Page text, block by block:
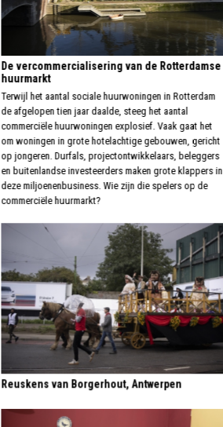
De vercommercialisering van de Rotterdamse
huurmarkt
Terwijl het aantal sociale huurwoningen in Rotterdam
de afgelopen tien jaar daalde, steeg het aantal
commerciële huurwoningen explosief. Vaak gaat het
om woningen in grote hotelachtige gebouwen, gericht
op jongeren. Durfals, projectontwikkelaars, beleggers
en buitenlandse investeerders maken grote klappers in
deze miljoenenbusiness. Wie zijn die spelers op de
commerciële huurmarkt?
Reuskens van Borgerhout, Antwerpen